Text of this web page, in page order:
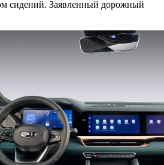
сидений. Заявленный дорожный